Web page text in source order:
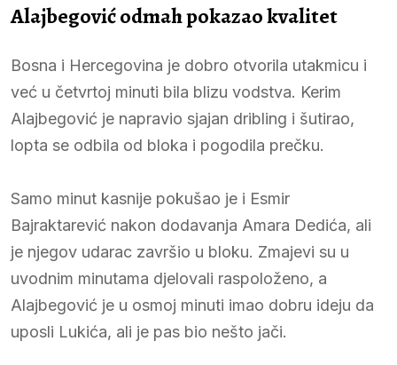
Alajbegović odmah pokazao kvalitet
Bosna i Hercegovina je dobro otvorila utakmicu i
već u četvrtoj minuti bila blizu vodstva. Kerim
Alajbegović je napravio sjajan dribling i šutirao,
lopta se odbila od bloka i pogodila prečku.
Samo minut kasnije pokušao je i Esmir
Bajraktarević nakon dodavanja Amara Dedića, ali
je njegov udarac završio u bloku. Zmajevi su u
uvodnim minutama djelovali raspoloženo, a
Alajbegović je u osmoj minuti imao dobru ideju da
uposli Lukića, ali je pas bio nešto jači.